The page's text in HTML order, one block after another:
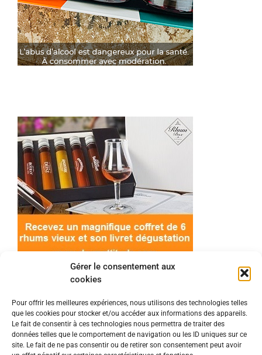
Gérer le consentement aux
cookies
Pour offrir les meilleures expériences, nous utilisons des technologies telles
que les cookies pour stocker et/ou accéder aux informations des appareils.
Le fait de consentir à ces technologies nous permettra de traiter des
données telles que le comportement de navigation ou les ID uniques sur ce
site. Le fait de ne pas consentir ou de retirer son consentement peut avoir
© 2022 Meilleur-rhum.net - Tous droits réservés
Mentions légales-Politique de cookies